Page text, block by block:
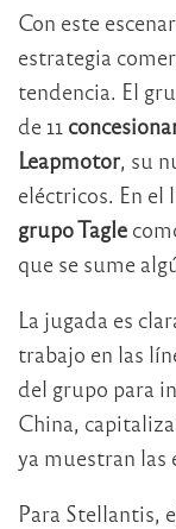
Con este
estrategia
tendencia. El
de 11
Leapmotor, su
eléctricos. En el
grupo Tagle
que se sume
La jugada es
trabajo en las
del grupo para
China,
ya muestran las
Para Stellantis,